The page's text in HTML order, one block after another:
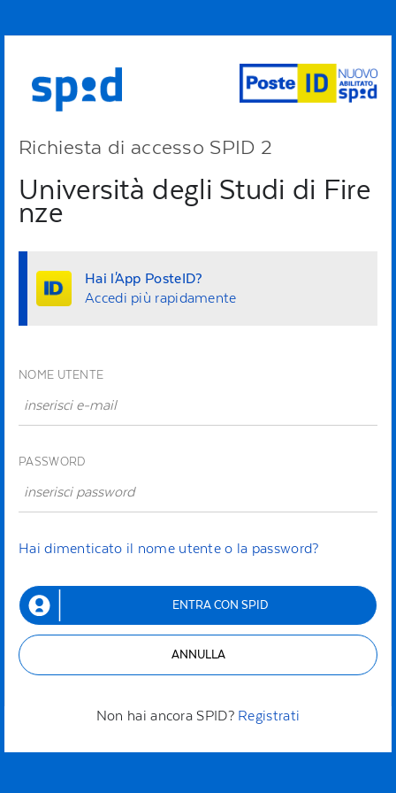
Richiesta di accesso SPID 2
Università degli Studi di Fire
nze
Hai l'App PosteID?
Accedi più rapidamente
NOME UTENTE
PASSWORD
Hai dimenticato il nome utente o la password?
ENTRA CON SPID
ANNULLA
Non hai ancora SPID? Registrati